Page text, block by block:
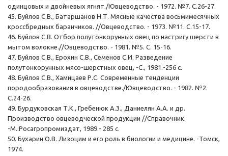
одинцовых и двойневых ягнят./Ювцеводство. - 1972. №7. С.26-27.
45. Буйлов С.В., Батаршанов Н.Т. Мясные качества восьмимесячных
кроссбредных баранчиков. //Овцеводство. - 1973. №11. С.15-17.
46. Буйлов С.В. Отбор полутонкорунных овец по настригу шерсти в
мытом волокне.//Овцеводство. - 1981. №5. С. 15-16.
47. Буйлов С.В., Ерохин С.В., Семенов С.И. Разведение
полутонкорунных мясо-шерстных овец, -С., 1981.-256 с.
48. Буйлов С.В., Хамицаев Р.С. Современные тенденции
породообразования в овцеводстве./Ювцеводство. - 1982. №2.
С.24-26.
49. Бурдуковская Т.К., Гребенюк А.З., Даниелян А.А. и др.
Производство овцеводческой продукции //Справочник.
-М.:Росагропромиздат, 1989.- 285 с.
50. Бухарин О.В. Лизоцим и его роль в биологии и медицине. -Томск,
1974.